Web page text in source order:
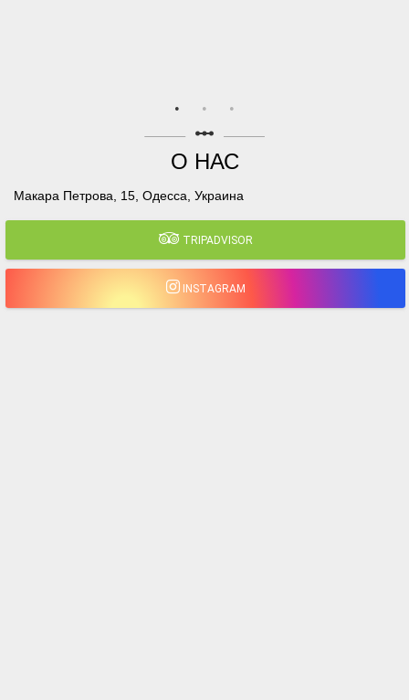
linear_scale
О НАС
Макара Петрова, 15, Одесса, Украина
TRIPADVISOR
INSTAGRAM